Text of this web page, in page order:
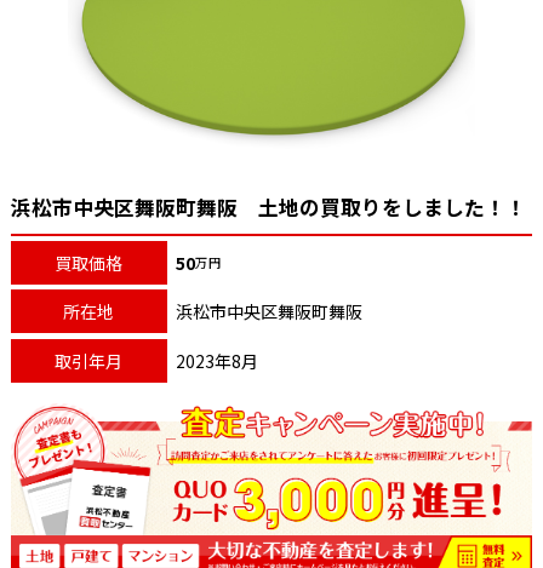
浜松市中央区舞阪町舞阪 土地の買取りをしました！！
買取価格 50万円
所在地 浜松市中央区舞阪町舞阪
取引年月 2023年8月